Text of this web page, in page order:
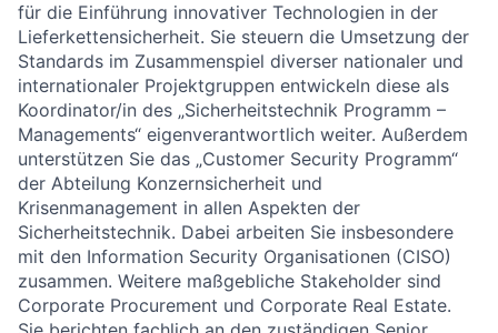
für die Einführung innovativer Technologien in der
Lieferkettensicherheit. Sie steuern die Umsetzung der
Standards im Zusammenspiel diverser nationaler und
internationaler Projektgruppen entwickeln diese als
Koordinator/in des „Sicherheitstechnik Programm –
Managements“ eigenverantwortlich weiter. Außerdem
unterstützen Sie das „Customer Security Programm“
der Abteilung Konzernsicherheit und
Krisenmanagement in allen Aspekten der
Sicherheitstechnik. Dabei arbeiten Sie insbesondere
mit den Information Security Organisationen (CISO)
zusammen. Weitere maßgebliche Stakeholder sind
Corporate Procurement und Corporate Real Estate.